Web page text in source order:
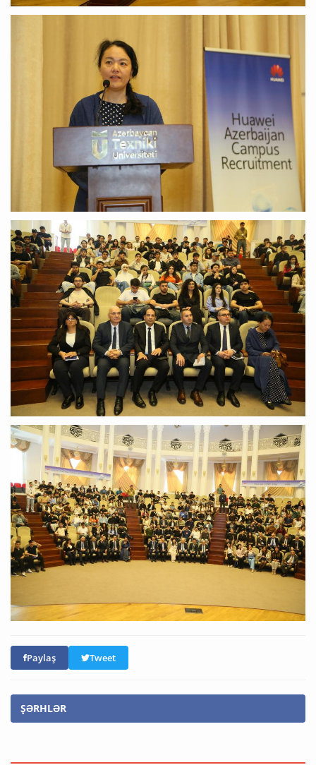
Paylaş Tweet
ŞƏRHLƏR